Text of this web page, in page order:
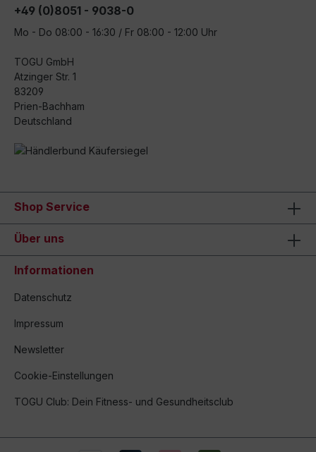
+49 (0)8051 - 9038-0
Mo - Do 08:00 - 16:30 / Fr 08:00 - 12:00 Uhr
TOGU GmbH
Atzinger Str. 1
83209
Prien-Bachham
Deutschland
Shop Service
Über uns
Informationen
Datenschutz
Impressum
Newsletter
Cookie-Einstellungen
TOGU Club: Dein Fitness- und Gesundheitsclub